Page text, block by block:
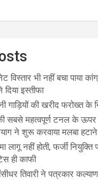
विस्तार भी नहीं बचा पाया
दिया इस्तीफा
गाड़ियों की खरीद फरोख्त के
सबसे महत्वपूर्ण टनल के ऊपर
ने शुरू करवाया मलबा
लागू नहीं होती, फर्जी नियुक्ति
ही काफी
तिवारी ने पत्रकार